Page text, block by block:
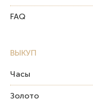
FAQ
ВЫКУП
Часы
Золото